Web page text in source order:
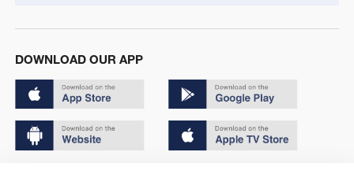
DOWNLOAD OUR APP